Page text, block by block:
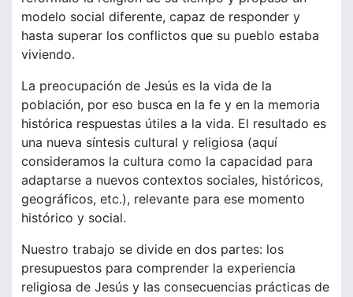
modelo social diferente, capaz de responder y
hasta superar los conflictos que su pueblo estaba
viviendo.
La preocupación de Jesús es la vida de la
población, por eso busca en la fe y en la memoria
histórica respuestas útiles a la vida. El resultado es
una nueva síntesis cultural y religiosa (aquí
consideramos la cultura como la capacidad para
adaptarse a nuevos contextos sociales, históricos,
geográficos, etc.), relevante para ese momento
histórico y social.
Nuestro trabajo se divide en dos partes: los
presupuestos para comprender la experiencia
religiosa de Jesús y las consecuencias prácticas de